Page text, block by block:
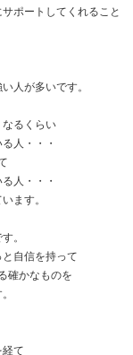
ポートしてくれること
人が多いです。
るくらい
人・・・
人・・・
ます。
。
自信を持って
確かなものを
経て